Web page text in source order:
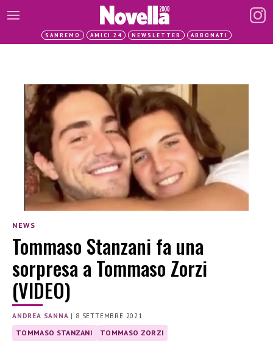
SANREMO AMICI 24 NEWSLETTER ABBONATI
NEWS
Tommaso Stanzani fa una
sorpresa a Tommaso Zorzi
(VIDEO)
ANDREA SANNA | 8 SETTEMBRE 2021
TOMMASO STANZANI TOMMASO ZORZI